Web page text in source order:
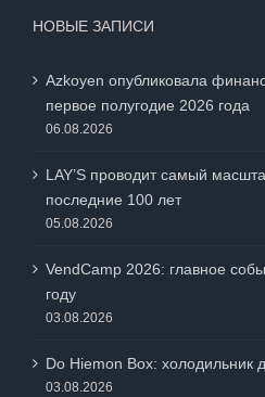
НОВЫЕ ЗАПИСИ
Azkoyen опубликовала
первое полугодие 2026 года
06.08.2026
LAY’S проводит самый
последние 100 лет
05.08.2026
VendCamp 2026: главное
году
03.08.2026
Do Hiemon Box: холодильник
03.08.2026